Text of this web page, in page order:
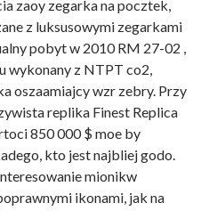
zaoy zegarka na pocztek,
z luksusowymi zegarkami
pobyt w 2010 RM 27-02 ,
wykonany z NTPT co2,
oszaamiajcy wzr zebry. Przy
replika Finest Replica
850 000 $ moe by
kto jest najbliej godo.
mionikw
ikonami, jak na